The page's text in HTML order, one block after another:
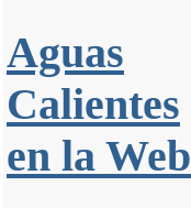
Aguas
Calientes
en la Web